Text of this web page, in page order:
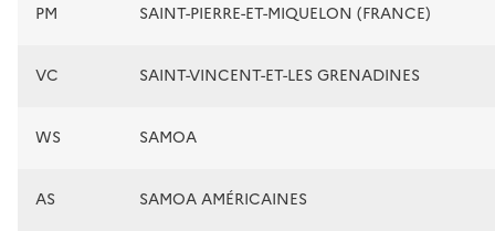
PM SAINT-PIERRE-ET-MIQUELON (FRANCE)
VC SAINT-VINCENT-ET-LES GRENADINES
WS SAMOA
AS SAMOA AMÉRICAINES